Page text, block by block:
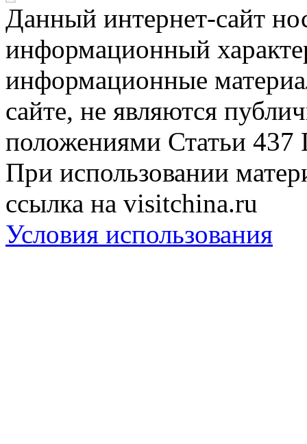
Данный интернет-сайт
информационный
информационные
сайте, не являются
положениями Статьи 437
При использовании
ссылка на visitchina.ru
Условия использования